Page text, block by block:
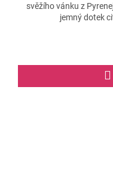
svěžího vánku z
jemný dotek